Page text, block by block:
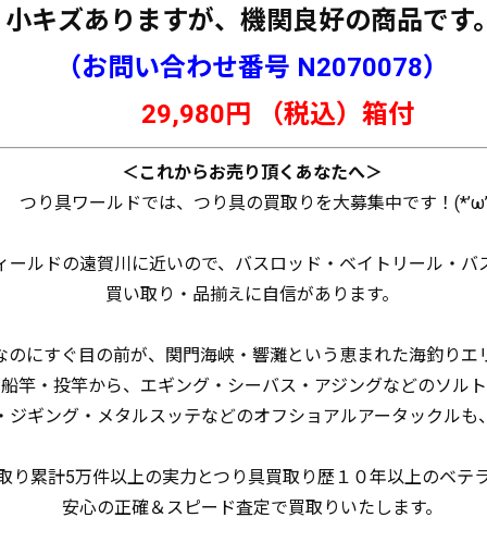
小キズありますが、機関良好の商品です
（お問い合わせ番号 N2070078）
29,980円 （税込）箱付
＜これからお売り頂くあなたへ＞
つり具ワールドでは、つり具の買取りを大募集中です！
ルドの遠賀川に近いので、バスロッド・ベイトリール・バ
買い取り・品揃えに自信があります。
にすぐ目の前が、関門海峡・響灘という恵まれた海釣りエ
竿・投竿から、エギング・シーバス・アジングなどのソル
ジギング・メタルスッテなどのオフショアルアータックルも
累計5万件以上の実力とつり具買取り歴１０年以上のベテ
安心の正確＆スピード査定で買取りいたします。